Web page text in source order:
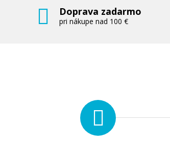
Doprava zadarmo
pri nákupe nad 100 €